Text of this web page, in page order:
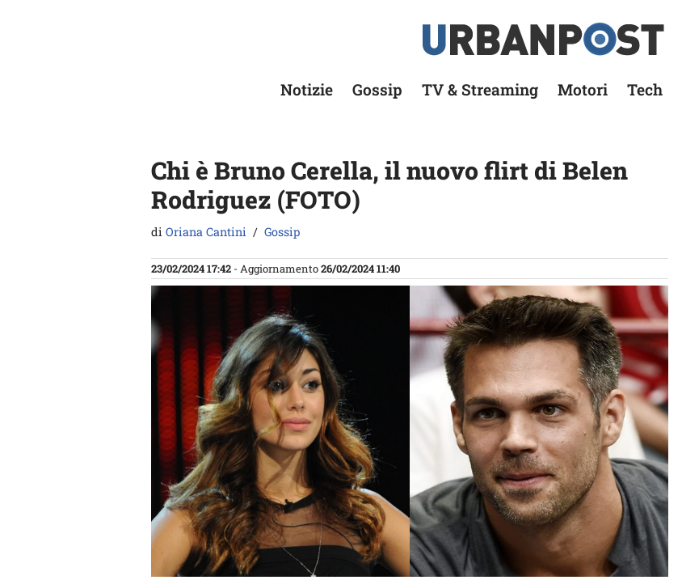
Notizie Gossip TV & Streaming Motori Tech
Chi è Bruno Cerella, il nuovo flirt di Belen
Rodriguez (FOTO)
di Oriana Cantini Gossip
23/02/2024 17:42 - Aggiornamento26/02/2024 11:40